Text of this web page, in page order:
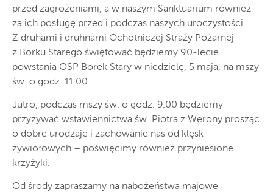
przed zagrożeniami, a w naszym Sanktuarium również
za ich posługę przed i podczas naszych uroczystości.
Z druhami i druhnami Ochotniczej Straży Pożarnej
z Borku Starego świętować będziemy 90-lecie
powstania OSP Borek Stary w niedzielę, 5 maja, na mszy
św. o godz. 11.00.
Jutro, podczas mszy św. o godz. 9.00 będziemy
przyzywać wstawiennictwa św. Piotra z Werony prosząc
o dobre urodzaje i zachowanie nas od klęsk
żywiołowych – poświęcimy również przyniesione
krzyżyki.
Od środy zapraszamy na nabożeństwa majowe